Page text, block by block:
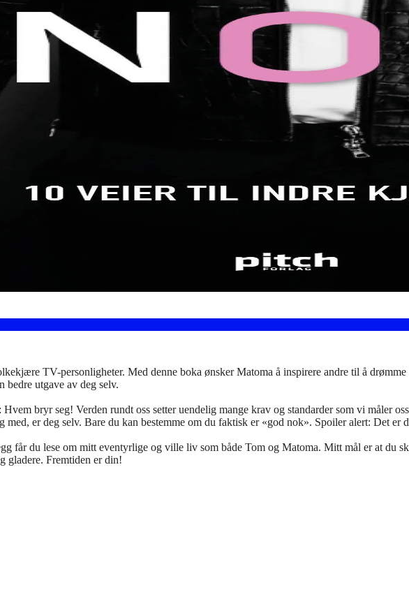
TV-personligheter. Med denne boka ønsker Matoma å inspirere andre til å
bedre utgave av deg selv.
bryr seg! Verden rundt oss setter uendelig mange krav og standarder som vi måler
med, er deg selv. Bare du kan bestemme om du faktisk er «god nok». Spoiler alert: Det er
får du lese om mitt eventyrlige og ville liv som både Tom og Matoma. Mitt mål er at du
gladere. Fremtiden er din!